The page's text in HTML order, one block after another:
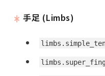
手足 (Limbs)